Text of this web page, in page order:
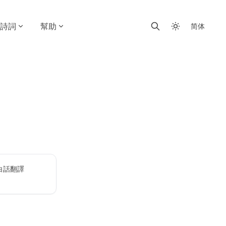
詩詞 幫助 简体
話翻譯